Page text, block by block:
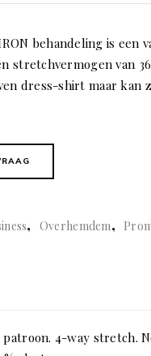
behandeling is een
stretchvermogen van
dress-shirt maar kan
, Overhemdem,
4-way stretch.